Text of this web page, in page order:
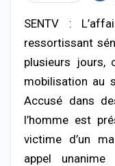
SENTV :
ressortissant
plusieurs jours,
mobilisation au
Accusé dans
l’homme est
victime d’un
appel unanime